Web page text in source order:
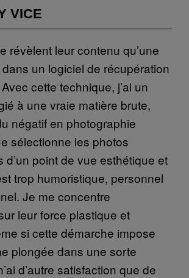
VICE
révèlent leur contenu qu’une
un logiciel de récupération
cette technique, j’ai un
à une vraie matière brute,
négatif en photographie
sélectionne les photos
d’un point de vue esthétique et
trop humoristique, personnel
Je me concentre
leur force plastique et
si cette démarche impose
plongée dans une sorte
d’autre satisfaction que de